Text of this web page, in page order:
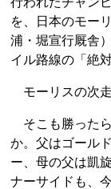
を、日本のモー
浦・堀宣行厩舎
イル路線の「絶
モーリスの次走
そこも勝った
か。父はゴール
ー、母の父は凱
ナーサイドも、